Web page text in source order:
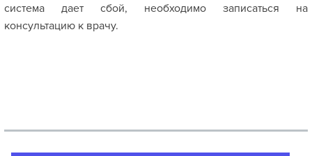
система дает сбой, необходимо записаться на
консультацию к врачу.